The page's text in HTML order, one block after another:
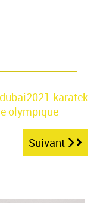
dubai2021 karatek
olympique
Suivant